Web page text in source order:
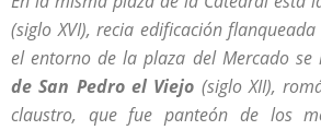
(siglo XVI), recia edificación
el entorno de la plaza del Mercado se
de San Pedro el Viejo (siglo XII),
claustro, que fue panteón de los